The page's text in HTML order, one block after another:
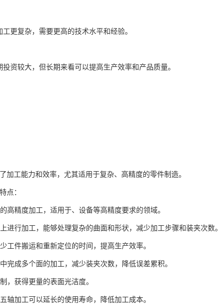
更复杂，需要更高的技术水平和经验。
资较大，但长期来看可以提高生产效率和产品质量。
加工能力和效率，尤其适用于复杂、高精度的零件制造。
点：
精度加工，适用于、设备等高精度要求的领域。
行加工，能够处理复杂的曲面和形状，减少加工步骤和装夹次数。
件搬运和重新定位的时间，提高生产效率。
成多个面的加工，减少装夹次数，降低误差累积。
，获得更量的表面光洁度。
加工可以延长的使用寿命，降低加工成本。